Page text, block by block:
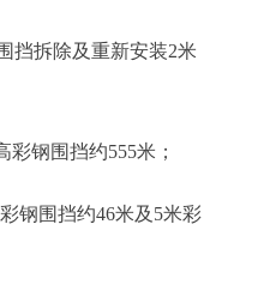
拆除及重新安装2米
钢围挡约555米；
围挡约46米及5米彩